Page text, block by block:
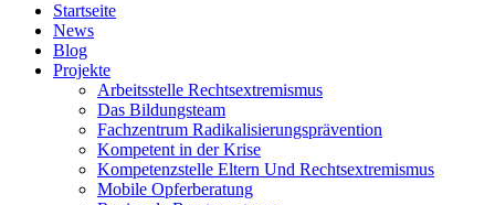
Startseite
News
Blog
Projekte
Arbeitsstelle Rechtsextremismus
Das Bildungsteam
Fachzentrum Radikalisierungsprävention
Kompetent in der Krise
Kompetenzstelle Eltern Und Rechtsextremismus
Mobile Opferberatung